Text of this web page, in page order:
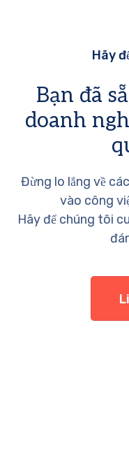
Hãy
Bạn đã
doanh
Đừng lo lắng về
vào công
Hãy để chúng tôi